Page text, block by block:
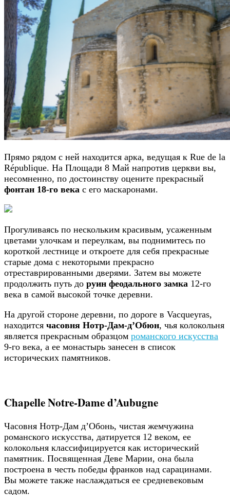
Прямо рядом с ней находится арка, ведущая к Rue de la
République. На Площади 8 Май напротив церкви вы,
несомненно, по достоинству оцените прекрасный
фонтан 18-го века с его маскаронами.
Прогуливаясь по нескольким красивым, усаженным
цветами улочкам и переулкам, вы поднимитесь по
короткой лестнице и откроете для себя прекрасные
старые дома с некоторыми прекрасно
отреставрированными дверями. Затем вы можете
продолжить путь до руин феодального замка 12-го
века в самой высокой точке деревни.
На другой стороне деревни, по дороге в Vacqueyras,
находится часовня Нотр-Дам-д’Обюн, чья колокольня
является прекрасным образцом романского искусства
9-го века, а ее монастырь занесен в список
исторических памятников.
Chapelle Notre-Dame d’Aubugne
Часовня Нотр-Дам д’Обонь, чистая жемчужина
романского искусства, датируется 12 веком, ее
колокольня классифицируется как исторический
памятник. Посвященная Деве Марии, она была
построена в честь победы франков над сарацинами.
Вы можете также наслаждаться ее средневековым
садом.